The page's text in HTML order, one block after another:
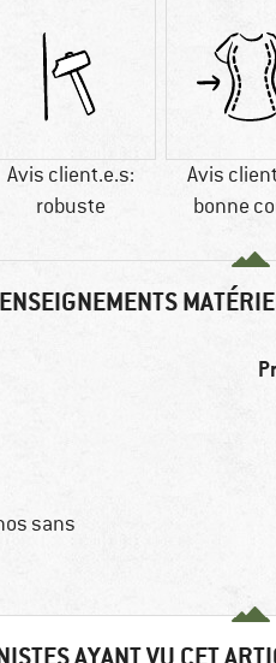
Avis client.e.s:
robuste
Avis
bonne
sans